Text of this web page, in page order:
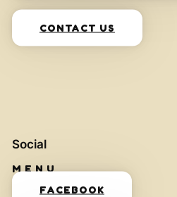
CONTACT US
Social
FACEBOOK